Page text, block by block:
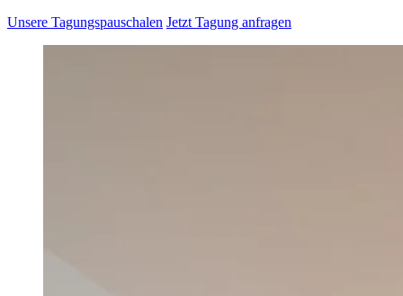
Unsere Tagungspauschalen Jetzt Tagung anfragen